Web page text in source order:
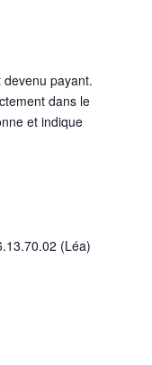
payant.
dans le
et indique
(Léa)